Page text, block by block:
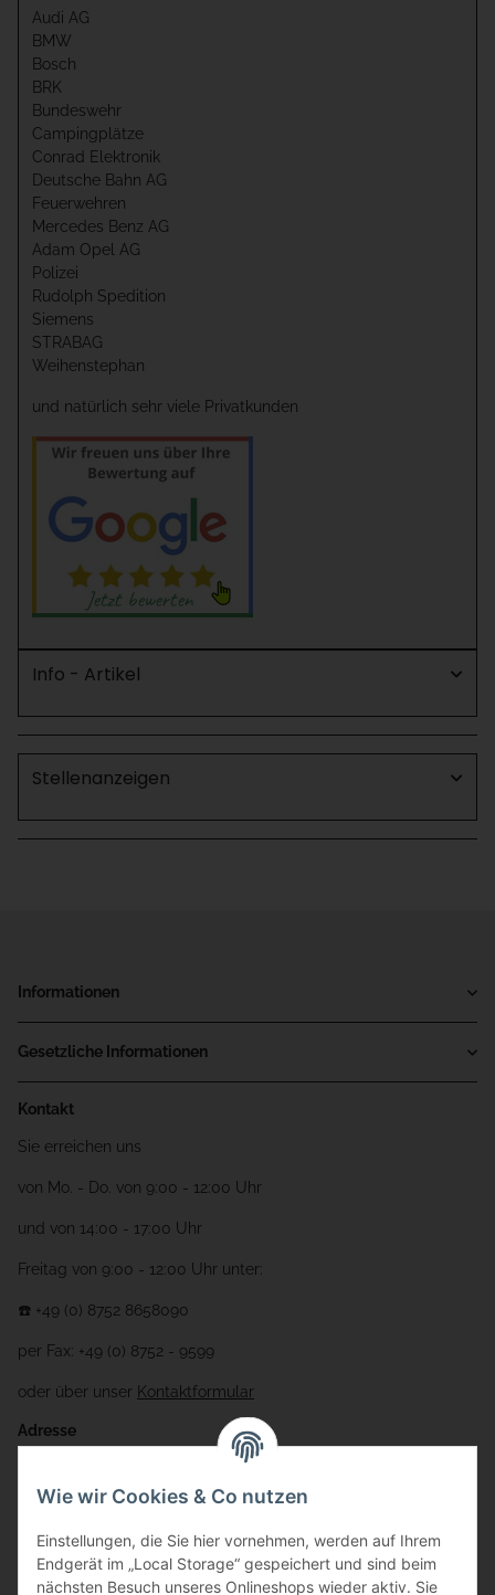
Audi AG
BMW
Bosch
BRK
Bundeswehr
Campingplätze
Conrad Elektronik
Deutsche Bahn AG
Feuerwehren
Mercedes Benz AG
Adam Opel AG
Polizei
Rudolph Spedition
Siemens
STRABAG
Weihenstephan
und natürlich sehr viele Privatkunden
Info - Artikel
Stellenanzeigen
Informationen
Gesetzliche Informationen
Kontakt
Sie erreichen uns
von Mo. - Do. von 9:00 - 12:00 Uhr
und von 14:00 - 17:00 Uhr
Freitag von 9:00 - 12:00 Uhr unter:
☎️ +49 (0) 8752 8658090
per Fax: +49 (0) 8752 - 9599
oder über unser Kontaktformular
Adresse
Gewerbering 17
84072 Au i.d. Hallertau
info@bauer-tore.de
Wie wir Cookies & Co nutzen
Einstellungen, die Sie hier vornehmen, werden auf Ihrem
Endgerät im „Local Storage“ gespeichert und sind beim
nächsten Besuch unseres Onlineshops wieder aktiv. Sie